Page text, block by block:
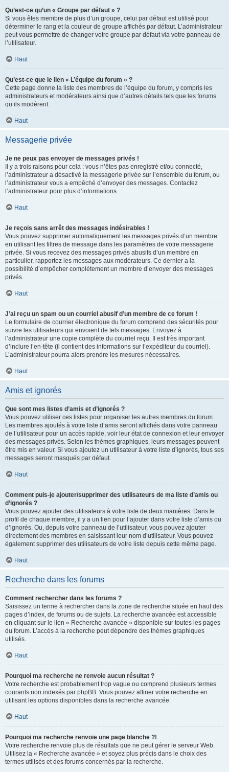
Qu’est-ce qu’un « Groupe par défaut » ?
Si vous êtes membre de plus d’un groupe, celui par défaut est utilisé pour
déterminer le rang et la couleur de groupe affichés par défaut. L’administrateur
peut vous permettre de changer votre groupe par défaut via votre panneau de
l’utilisateur.
Haut
Qu’est-ce que le lien « L’équipe du forum » ?
Cette page donne la liste des membres de l’équipe du forum, y compris les
administrateurs et modérateurs ainsi que d’autres détails tels que les forums
qu’ils modèrent.
Haut
Messagerie privée
Je ne peux pas envoyer de messages privés !
Il y a trois raisons pour cela : vous n’êtes pas enregistré et/ou connecté,
l’administrateur a désactivé la messagerie privée sur l’ensemble du forum, ou
l’administrateur vous a empêché d’envoyer des messages. Contactez
l’administrateur pour plus d’informations.
Haut
Je reçois sans arrêt des messages indésirables !
Vous pouvez supprimer automatiquement les messages privés d’un membre
en utilisant les filtres de message dans les paramètres de votre messagerie
privée. Si vous recevez des messages privés abusifs d’un membre en
particulier, rapportez les messages aux modérateurs. Ce dernier a la
possibilité d’empêcher complètement un membre d’envoyer des messages
privés.
Haut
J’ai reçu un spam ou un courriel abusif d’un membre de ce forum !
Le formulaire de courrier électronique du forum comprend des sécurités pour
suivre les utilisateurs qui envoient de tels messages. Envoyez à
l’administrateur une copie complète du courriel reçu. Il est très important
d’inclure l’en-tête (il contient des informations sur l’expéditeur du courriel).
L’administrateur pourra alors prendre les mesures nécessaires.
Haut
Amis et ignorés
Que sont mes listes d’amis et d’ignorés ?
Vous pouvez utiliser ces listes pour organiser les autres membres du forum.
Les membres ajoutés à votre liste d’amis seront affichés dans votre panneau
de l’utilisateur pour un accès rapide, voir leur état de connexion et leur envoyer
des messages privés. Selon les thèmes graphiques, leurs messages peuvent
être mis en valeur. Si vous ajoutez un utilisateur à votre liste d’ignorés, tous ses
messages seront masqués par défaut.
Haut
Comment puis-je ajouter/supprimer des utilisateurs de ma liste d’amis ou
d’ignorés ?
Vous pouvez ajouter des utilisateurs à votre liste de deux manières. Dans le
profil de chaque membre, il y a un lien pour l’ajouter dans votre liste d’amis ou
d’ignorés. Ou, depuis votre panneau de l’utilisateur, vous pouvez ajouter
directement des membres en saisissant leur nom d’utilisateur. Vous pouvez
également supprimer des utilisateurs de votre liste depuis cette même page.
Haut
Recherche dans les forums
Comment rechercher dans les forums ?
Saisissez un terme à rechercher dans la zone de recherche située en haut des
pages d’index, de forums ou de sujets. La recherche avancée est accessible
en cliquant sur le lien « Recherche avancée » disponible sur toutes les pages
du forum. L’accès à la recherche peut dépendre des thèmes graphiques
utilisés.
Haut
Pourquoi ma recherche ne renvoie aucun résultat ?
Votre recherche est probablement trop vague ou comprend plusieurs termes
courants non indexés par phpBB. Vous pouvez affiner votre recherche en
utilisant les options disponibles dans la recherche avancée.
Haut
Pourquoi ma recherche renvoie une page blanche ?!
Votre recherche renvoie plus de résultats que ne peut gérer le serveur Web.
Utilisez la « Recherche avancée » et soyez plus précis dans le choix des
termes utilisés et des forums concernés par la recherche.